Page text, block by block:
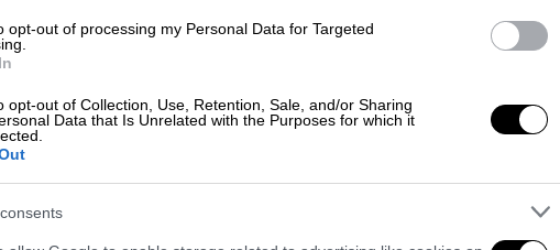
opt-out of processing my Personal Data for Targeted
opt-out of Collection, Use, Retention, Sale, and/or Sharing
Data that Is Unrelated with the Purposes for which it
αναφέρει και στο βίντεο που
τα μέτρα προστασίας κάτι που όπως
μην κολλήσει.